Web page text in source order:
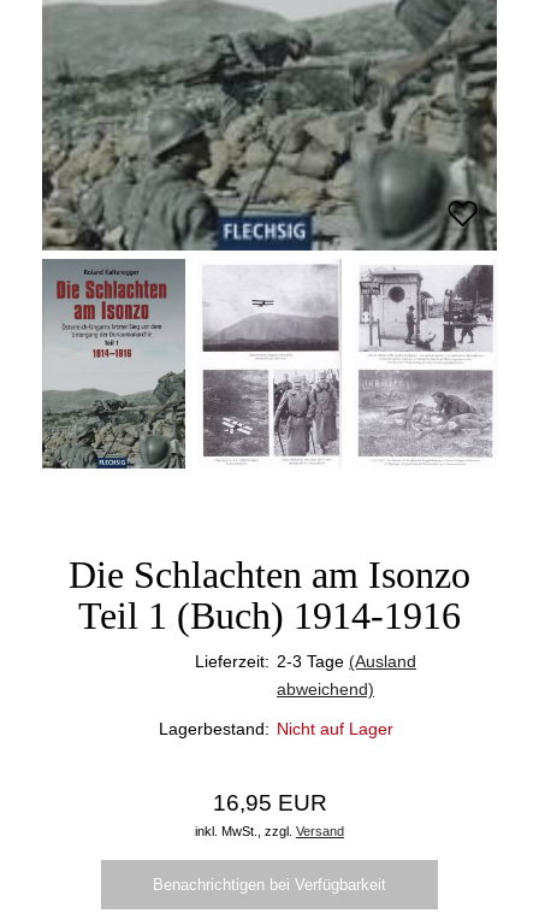
Die Schlachten am Isonzo
Teil 1 (Buch) 1914-1916
Lieferzeit: 2-3 Tage (Ausland
abweichend)
Lagerbestand: Nicht auf Lager
16,95 EUR
inkl. MwSt., zzgl. Versand
Benachrichtigen bei Verfügbarkeit